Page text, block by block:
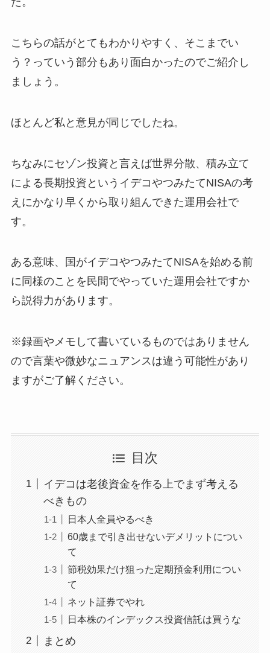
こちらの話がとてもわかりやすく、そこまでい
う？っていう部分もあり面白かったのでご紹介し
ましょう。
ほとんど私と意見が同じでしたね。
ちなみにセゾン投資と言えば世界分散、積み立て
による長期投資というイデコやつみたてNISAの考
えにかなり早くから取り組んできた運用会社で
す。
ある意味、国がイデコやつみたてNISAを始める前
に同様のことを民間でやっていた運用会社ですか
ら説得力があります。
※録画やメモして書いているものではありません
ので言葉や微妙なニュアンスは違う可能性があり
ますがご了解ください。
目次
イデコは老後資金を作る上でまず考える
べきもの
日本人全員やるべき
60歳まで引き出せないデメリットについ
て
節税効果だけ狙った定期預金利用につい
て
ネット証券でやれ
日本株のインデックス投資信託は買うな
まとめ